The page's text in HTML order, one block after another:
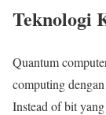
Teknologi
Quantum
computing
Instead of bit